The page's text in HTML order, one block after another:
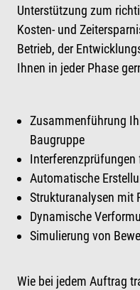
Unterstützung zum
Kosten- und
Betrieb, der
Ihnen in jeder Phase
Zusammenführung
Baugruppe
Interferenzprüfungen
Automatische
Strukturanalysen mit
Dynamische
Simulierung von
Wie bei jedem Auftrag